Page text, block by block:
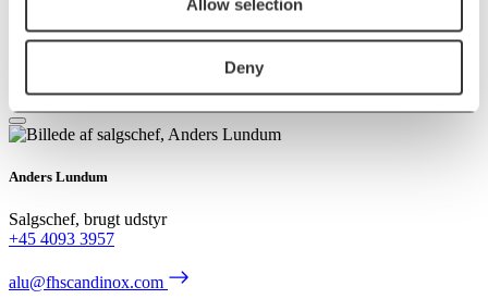
Allow selection
Deny
Anders Lundum
Salgschef, brugt udstyr
+45 4093 3957
alu@fhscandinox.com